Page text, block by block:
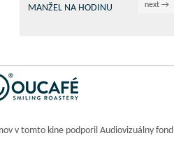
next →
MANŽEL NA HODINU
v tomto kine podporil Audiovizuálny fond